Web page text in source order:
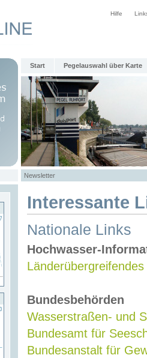
Hilfe
Start Pegelauswahl über Karte
Newsletter
Interessante
Nationale Links
Hochwasser-
Bundesbehörden
Wasserstraßen- und
Bundesamt für
Bundesanstalt für